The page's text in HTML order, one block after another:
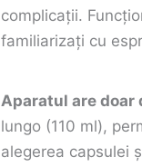
complicații.
familiarizați cu
Aparatul are doar
lungo (110 ml),
alegerea capsulei